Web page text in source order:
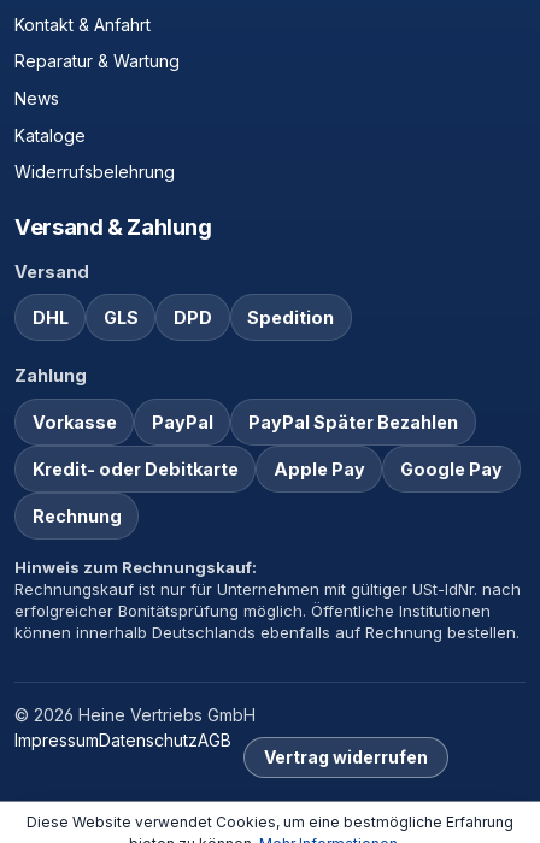
Kontakt & Anfahrt
Reparatur & Wartung
News
Kataloge
Widerrufsbelehrung
Versand & Zahlung
Versand
DHL GLS DPD Spedition
Zahlung
Vorkasse PayPal PayPal Später Bezahlen
Kredit- oder Debitkarte Apple Pay Google Pay
Rechnung
Hinweis zum Rechnungskauf:
Rechnungskauf ist nur für Unternehmen mit gültiger USt-IdNr. nach
erfolgreicher Bonitätsprüfung möglich. Öffentliche Institutionen
können innerhalb Deutschlands ebenfalls auf Rechnung bestellen.
© 2026 Heine Vertriebs GmbH
ImpressumDatenschutzAGB
Vertrag widerrufen
Diese Website verwendet Cookies, um eine bestmögliche Erfahrung